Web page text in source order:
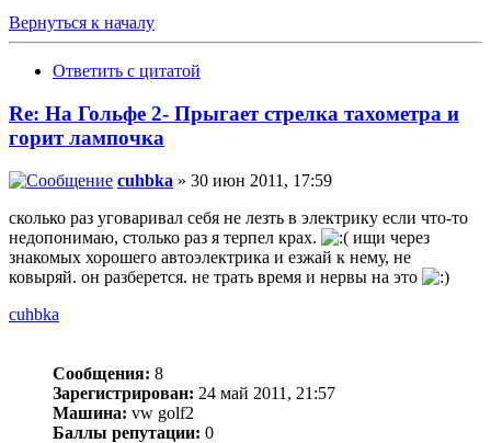
Вернуться к началу
Ответить с цитатой
Re: На Гольфе 2- Прыгает стрелка тахометра и
горит лампочка
cuhbka » 30 июн 2011, 17:59
сколько раз уговаривал себя не лезть в электрику если что-то
недопонимаю, столько раз я терпел крах.
ищи через
знакомых хорошего автоэлектрика и езжай к нему, не
ковыряй. он разберется. не трать время и нервы на это
cuhbka
Сообщения: 8
Зарегистрирован: 24 май 2011, 21:57
Машина: vw golf2
Баллы репутации: 0